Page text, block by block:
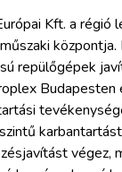
Kft. a régió
repülőgépek
Budapesten
végez,